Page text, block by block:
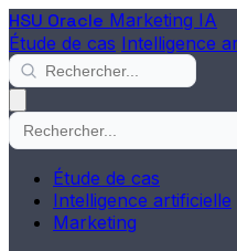
HSU Oracle Marketing IA
Étude de cas Intelligence
Étude de cas
Intelligence artificielle
Marketing